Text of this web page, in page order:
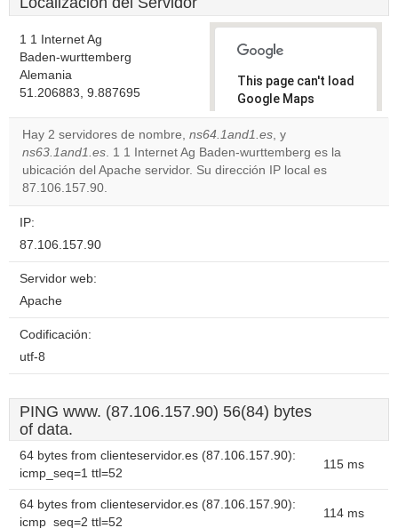
1 1 Internet Ag
Baden-wurttemberg
Alemania
51.206883, 9.887695
This page can't load
Google Maps
correctly.
Do you
own this
Hay 2 servidores de nombre, ns64.1and1.es, y
ns63.1and1.es. 1 1 Internet Ag Baden-wurttemberg es la
ubicación del Apache servidor. Su dirección IP local es
87.106.157.90.
IP:
87.106.157.90
Servidor web:
Apache
Codificación:
utf-8
PING www. (87.106.157.90) 56(84) bytes
of data.
64 bytes from clienteservidor.es (87.106.157.90):
icmp_seq=1 ttl=52
115 ms
64 bytes from clienteservidor.es (87.106.157.90):
icmp_seq=2 ttl=52
114 ms